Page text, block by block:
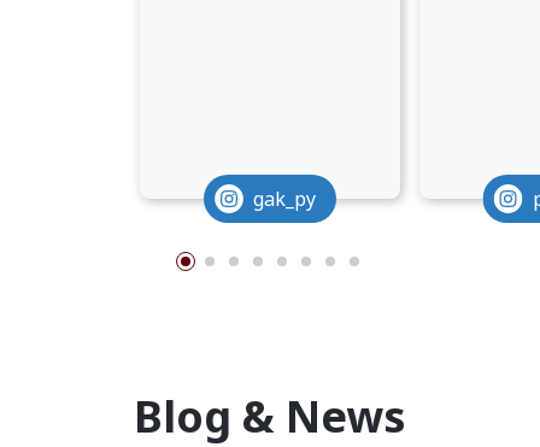
gak_py
Blog & News